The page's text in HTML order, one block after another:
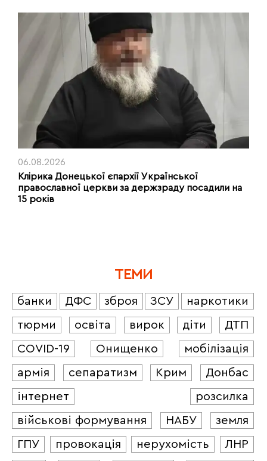
06.08.2026
Клірика Донецької єпархії Української
православної церкви за держзраду посадили на
15 років
ТЕМИ
банки ДФС зброя ЗСУ
наркотики
тюрми
освіта вирок діти
ДТП
COVID-19
Онищенко
мобілізація
армія
сепаратизм Крим
Донбас
інтернет
розсилка
військові формування
НАБУ
земля
ГПУ
провокація нерухомість
ЛНР